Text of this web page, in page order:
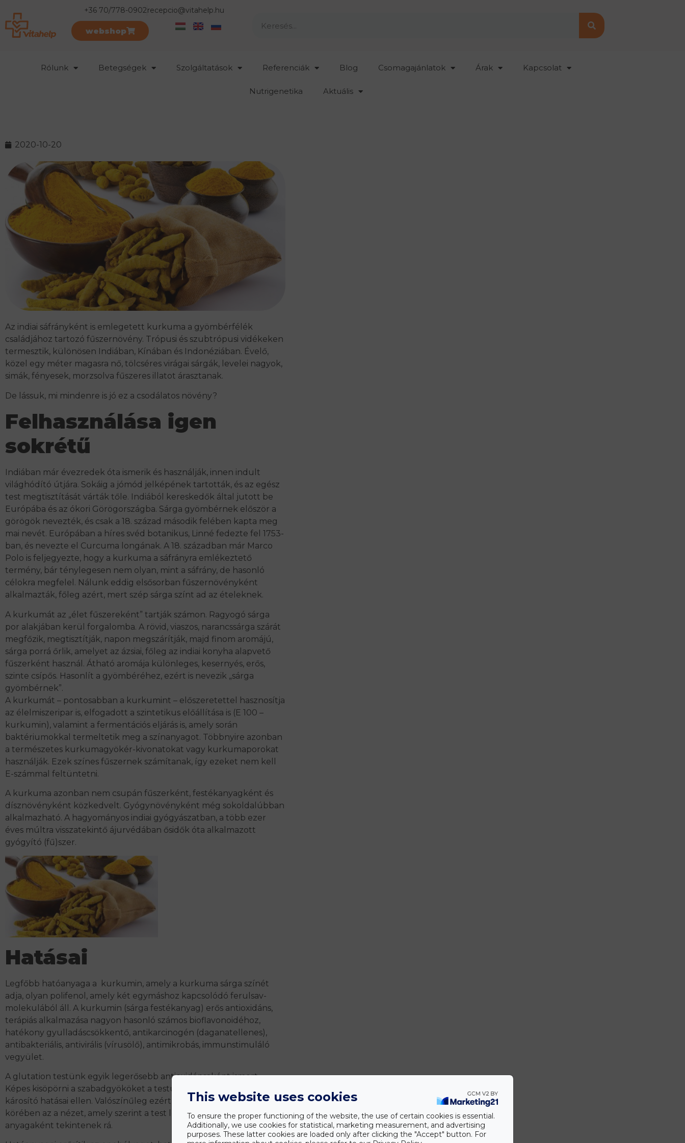
+36 70/778-0902recepcio@vitahelp.hu
webshop
Rólunk Betegségek Szolgáltatások Referenciák Blog Csomagajánlatok Árak Kapcsolat
Nutrigenetika Aktuális
2020-10-20
Az indiai sáfrányként is emlegetett kurkuma a gyömbérfélék
családjához tartozó fűszernövény. Trópusi és szubtrópusi vidékeken
termesztik, különösen Indiában, Kínában és Indonéziában. Évelő,
közel egy méter magasra nő, tölcséres virágai sárgák, levelei nagyok,
simák, fényesek, morzsolva fűszeres illatot árasztanak.
De lássuk, mi mindenre is jó ez a csodálatos növény?
Felhasználása igen
sokrétű
Indiában már évezredek óta ismerik és használják, innen indult
világhódító útjára. Sokáig a jómód jelképének tartották, és az egész
test megtisztítását várták tőle. Indiából kereskedők által jutott be
Európába és az ókori Görögországba. Sárga gyömbérnek először a
görögök nevezték, és csak a 18. század második felében kapta meg
mai nevét. Európában a híres svéd botanikus, Linné fedezte fel 1753-
ban, és nevezte el Curcuma longának. A 18. században már Marco
Polo is feljegyezte, hogy a kurkuma a sáfrányra emlékeztető
termény, bár ténylegesen nem olyan, mint a sáfrány, de hasonló
célokra megfelel. Nálunk eddig elsősorban fűszernövényként
alkalmazták, főleg azért, mert szép sárga színt ad az ételeknek.
A kurkumát az „élet fűszereként” tartják számon. Ragyogó sárga
por alakjában kerül forgalomba. A rövid, viaszos, narancssárga szárát
megfőzik, megtisztítják, napon megszárítják, majd finom aromájú,
sárga porrá őrlik, amelyet az ázsiai, főleg az indiai konyha alapvető
fűszerként használ. Átható aromája különleges, kesernyés, erős,
szinte csípős. Hasonlít a gyömbéréhez, ezért is nevezik „sárga
gyömbérnek”.
A kurkumát – pontosabban a kurkumint – előszeretettel hasznosítja
az élelmiszeripar is, elfogadott a szintetikus előállítása is (E 100 –
kurkumin), valamint a fermentációs eljárás is, amely során
baktériumokkal termeltetik meg a színanyagot. Többnyire azonban
a természetes kurkumagyökér-kivonatokat vagy kurkumaporokat
használják. Ezek színes fűszernek számítanak, így ezeket nem kell
E-számmal feltüntetni.
A kurkuma azonban nem csupán fűszerként, festékanyagként és
dísznövényként közkedvelt. Gyógynövényként még sokoldalúbban
alkalmazható. A hagyományos indiai gyógyászatban, a több ezer
éves múltra visszatekintő ájurvédában ősidők óta alkalmazott
gyógyító (fű)szer.
Hatásai
Legfőbb hatóanyaga a kurkumin, amely a kurkuma sárga színét
adja, olyan polifenol, amely két egymáshoz kapcsolódó ferulsav-
molekulából áll. A kurkumin (sárga festékanyag) erős antioxidáns,
terápiás alkalmazása nagyon hasonló számos bioflavonoidéhoz,
hatékony gyulladáscsökkentő, antikarcinogén (daganatellenes),
antibakteriális, antivirális (vírusölő), antimikrobás, immunstimuláló
vegyület.
A glutation testünk egyik legerősebb antioxidánsaként ismert.
Képes kisöpörni a szabadgyököket a testünkből, és küzd azok
károsító hatásai ellen. Valószínűleg ezért alakult ki a tudósok
körében az a nézet, amely szerint a test legerősebb gyógyító
anyagaként tekintenek rá.
This website uses cookies
To ensure the proper functioning of the website, the use of certain cookies is essential.
Additionally, we use cookies for statistical, marketing measurement, and advertising
purposes. These latter cookies are loaded only after clicking the "Accept" button. For